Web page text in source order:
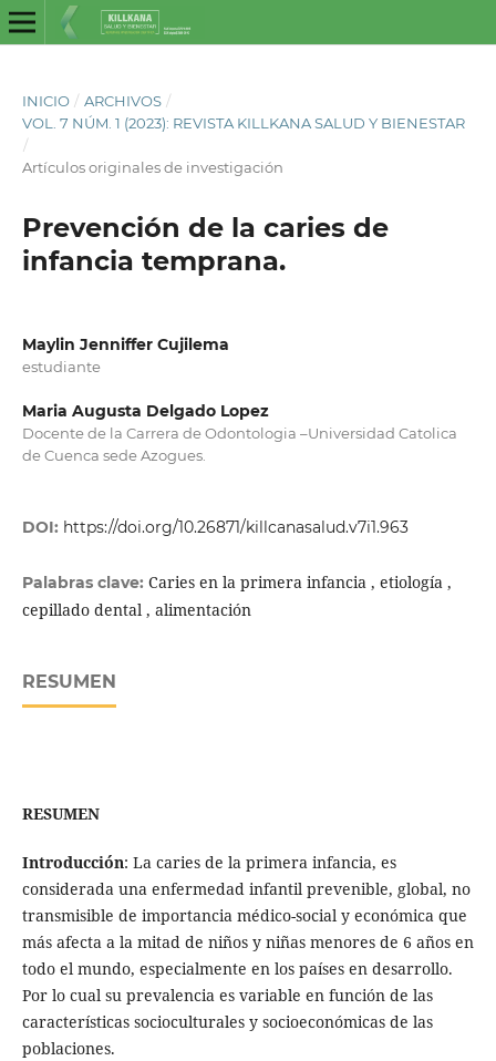
INICIO / ARCHIVOS /
VOL. 7 NÚM. 1 (2023): REVISTA KILLKANA SALUD Y BIENESTAR
/
Artículos originales de investigación
Prevención de la caries de
infancia temprana.
Maylin Jenniffer Cujilema
estudiante
Maria Augusta Delgado Lopez
Docente de la Carrera de Odontologia –Universidad Catolica
de Cuenca sede Azogues.
DOI: https://doi.org/10.26871/killcanasalud.v7i1.963
Palabras clave: Caries en la primera infancia , etiología ,
cepillado dental , alimentación
RESUMEN
RESUMEN
Introducción: La caries de la primera infancia, es
considerada una enfermedad infantil prevenible, global, no
transmisible de importancia médico-social y económica que
más afecta a la mitad de niños y niñas menores de 6 años en
todo el mundo, especialmente en los países en desarrollo.
Por lo cual su prevalencia es variable en función de las
características socioculturales y socioeconómicas de las
poblaciones.